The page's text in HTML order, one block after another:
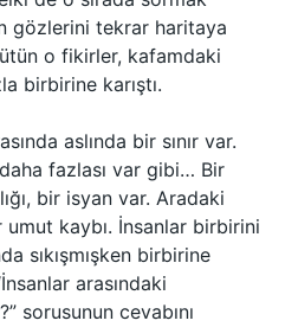
gözlerini tekrar haritaya
o fikirler, kafamdaki
birbirine karıştı.
aslında bir sınır var.
fazlası var gibi… Bir
bir isyan var. Aradaki
umut kaybı. İnsanlar birbirini
sıkışmışken birbirine
arasındaki
sorusunun cevabını